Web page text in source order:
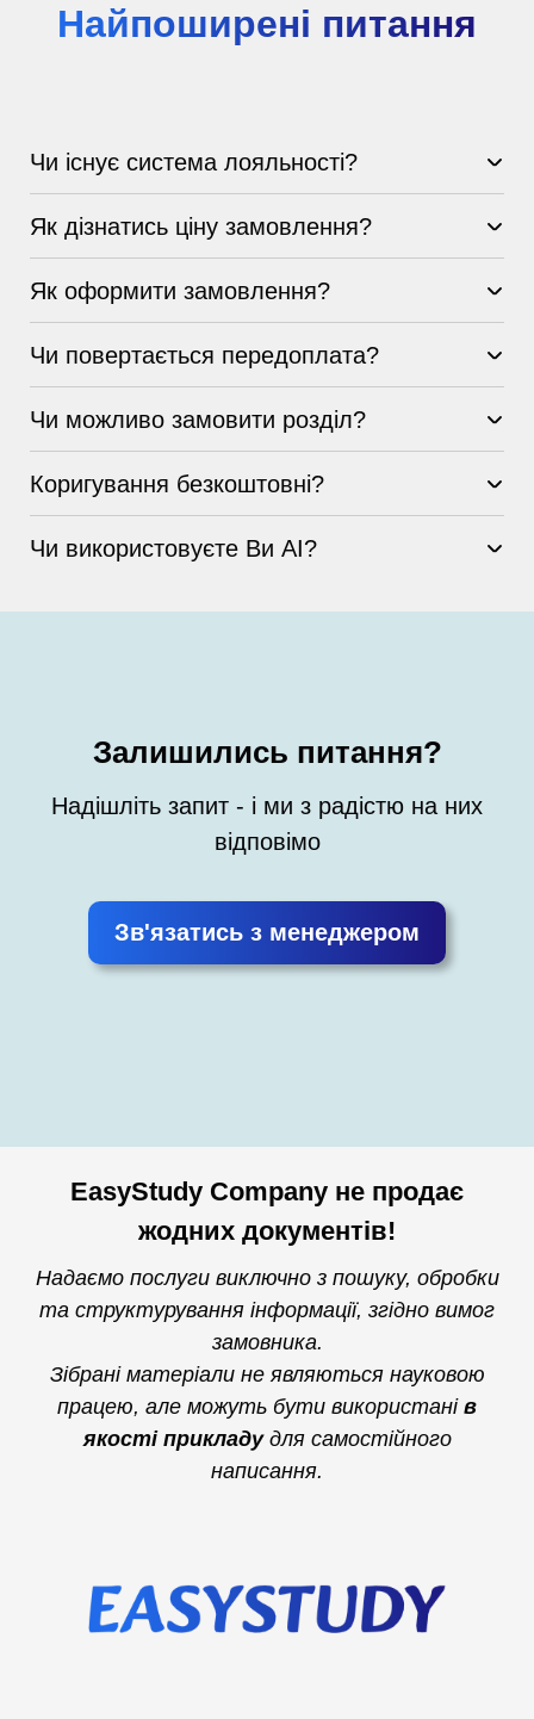
Найпоширені питання
Чи існує система лояльності?
Як дізнатись ціну замовлення?
Як оформити замовлення?
Чи повертається передоплата?
Чи можливо замовити розділ?
Коригування безкоштовні?
Чи використовуєте Ви AI?
Залишились питання?
Надішліть запит - і ми з радістю на них
відповімо
Зв'язатись з менеджером
EasyStudy Company не продає
жодних документів!
Надаємо послуги виключно з пошуку, обробки
та структурування інформації, згідно вимог
замовника.
Зібрані матеріали не являються науковою
працею, але можуть бути використані в
якості прикладудля самостійного
написання.